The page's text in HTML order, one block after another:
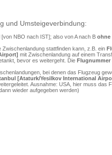
und Umsteigeverbindung:
NBO nach IST]; also von A nach B ohne
stattfinden kann, z.B. ein
mit Zwischenlandung auf einem
bevor es weitergeht. Die Flugnummer
bei denen das Flugzeug
[Ataturk/Yesilkov International
Ausnahme: USA, hier muss das
wieder aufgegeben werden)